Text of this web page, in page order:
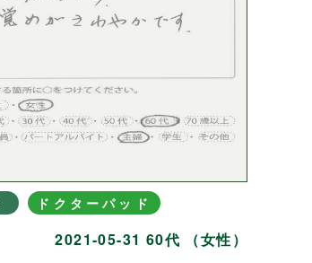
ドクターパッド
2021-05-31 60代 （女性）